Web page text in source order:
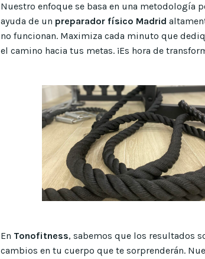
Nuestro enfoque se basa en una metodología
ayuda de un preparador físico Madrid
no funcionan. Maximiza cada minuto que
el camino hacia tus metas. ¡Es hora de
En Tonofitness, sabemos que los resultados
cambios en tu cuerpo que te sorprenderán.